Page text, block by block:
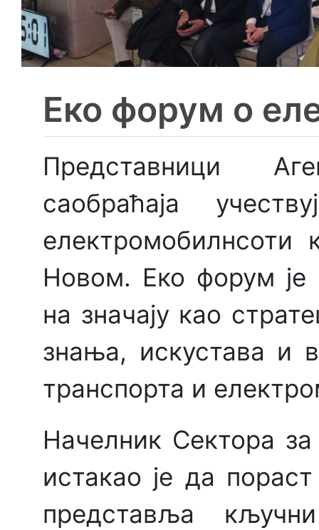
Еко форум о
Представници
саобраћаја
електромобилнсоти
Новом. Еко форум је
на значају као
знања, искустава и
транспорта и
Начелник Сектора
истакао је да
представља